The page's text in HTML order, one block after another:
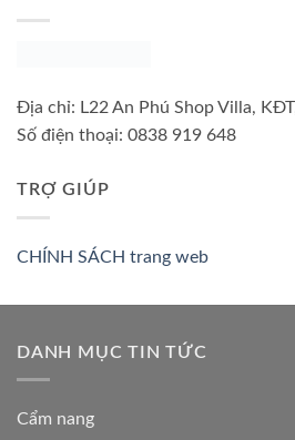
Địa chỉ: L22 An Phú Shop Villa,
Số điện thoại: 0838 919 648
TRỢ GIÚP
CHÍNH SÁCH trang web
DANH MỤC TIN TỨC
Cẩm nang